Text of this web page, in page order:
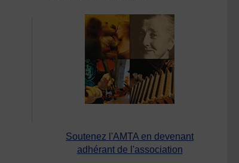
Soutenez l'AMTA en devenant
adhérant de l'association